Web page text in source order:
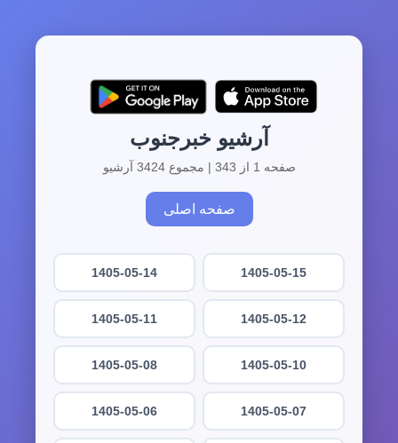
آرشیو خبرجنوب
صفحه 1 از 343 | مجموع 3424 آرشیو
صفحه اصلی
1405-05-15
1405-05-14
1405-05-12
1405-05-11
1405-05-10
1405-05-08
1405-05-07
1405-05-06